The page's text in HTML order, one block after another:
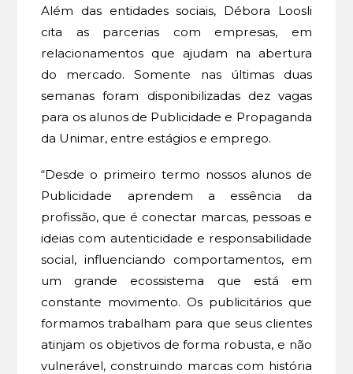
Além das entidades sociais, Débora Loosli
cita as parcerias com empresas, em
relacionamentos que ajudam na abertura
do mercado. Somente nas últimas duas
semanas foram disponibilizadas dez vagas
para os alunos de Publicidade e Propaganda
da Unimar, entre estágios e emprego.
“Desde o primeiro termo nossos alunos de
Publicidade aprendem a essência da
profissão, que é conectar marcas, pessoas e
ideias com autenticidade e responsabilidade
social, influenciando comportamentos, em
um grande ecossistema que está em
constante movimento. Os publicitários que
formamos trabalham para que seus clientes
atinjam os objetivos de forma robusta, e não
vulnerável, construindo marcas com história